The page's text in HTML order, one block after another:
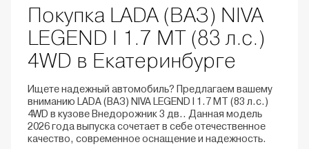
Покупка LADA (ВАЗ) NIVA
LEGEND I 1.7 MT (83 л.с.)
4WD в Екатеринбурге
Ищете надежный автомобиль? Предлагаем вашему
вниманию LADA (ВАЗ) NIVA LEGEND I 1.7 MT (83 л.с.)
4WD в кузове Внедорожник 3 дв.. Данная модель
2026 года выпуска сочетает в себе отечественное
качество, современное оснащение и надежность.